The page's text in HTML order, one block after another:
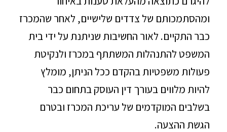
ומהסתמכותם של צדדים שלישיים, לאחר שהמכרז
כבר התקיים. לאור החשיבות שניתנת על ידי בית
המשפט להתנהלות המשתתף במכרז ולנקיטת
פעולות משפטיות בהקדם ככל הניתן, מומלץ
להיות מלווים בעורך דין העוסק בתחום כבר
בשלבים המוקדמים של עריכת המכרז ובטרם
הגשת ההצעה.